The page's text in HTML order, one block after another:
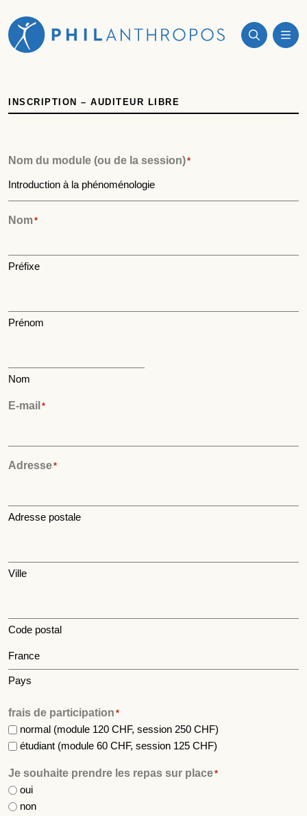
INSCRIPTION – AUDITEUR LIBRE
Nom du module (ou de la session)*
Nom*
Préfixe
Prénom
Nom
E-mail *
Adresse*
Adresse postale
Ville
Code postal
Pays
frais de participation *
normal (module 120 CHF, session 250 CHF)
étudiant (module 60 CHF, session 125 CHF)
Je souhaite prendre les repas sur place*
oui
non